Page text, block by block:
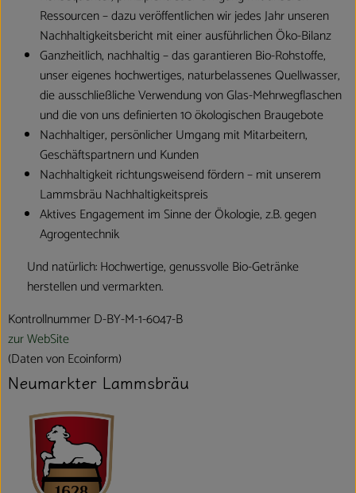
Ressourcen – dazu veröffentlichen wir jedes Jahr unseren
Nachhaltigkeitsbericht mit einer ausführlichen Öko-Bilanz
Ganzheitlich, nachhaltig – das garantieren Bio-Rohstoffe,
unser eigenes hochwertiges, naturbelassenes Quellwasser,
die ausschließliche Verwendung von Glas-Mehrwegflaschen
und die von uns definierten 10 ökologischen Braugebote
Nachhaltiger, persönlicher Umgang mit Mitarbeitern,
Geschäftspartnern und Kunden
Nachhaltigkeit richtungsweisend fördern – mit unserem
Lammsbräu Nachhaltigkeitspreis
Aktives Engagement im Sinne der Ökologie, z.B. gegen
Agrogentechnik
Und natürlich: Hochwertige, genussvolle Bio-Getränke
herstellen und vermarkten.
Kontrollnummer D-BY-M-1-6047-B
zur WebSite
(Daten von Ecoinform)
Neumarkter Lammsbräu